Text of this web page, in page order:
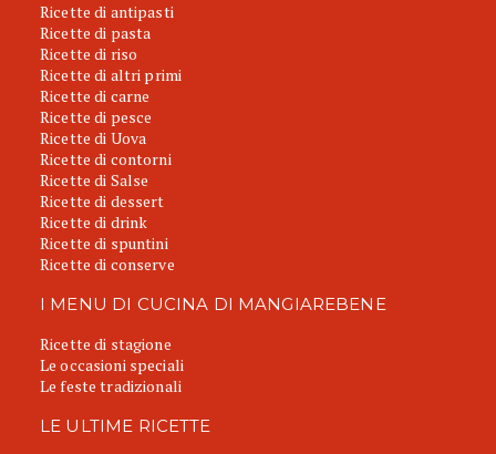
Ricette di antipasti
Ricette di pasta
Ricette di riso
Ricette di altri primi
Ricette di carne
Ricette di pesce
Ricette di Uova
Ricette di contorni
Ricette di Salse
Ricette di dessert
Ricette di drink
Ricette di spuntini
Ricette di conserve
I MENU DI CUCINA DI MANGIAREBENE
Ricette di stagione
Le occasioni speciali
Le feste tradizionali
LE ULTIME RICETTE